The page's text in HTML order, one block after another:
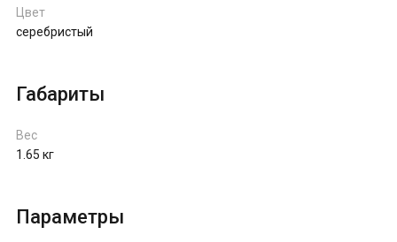
Цвет
серебристый
Габариты
Вес
1.65 кг
Параметры